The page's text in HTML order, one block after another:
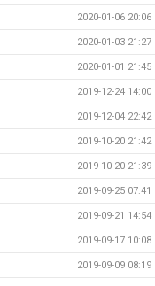
2020-01-06 20:06
2020-01-03 21:27
2020-01-01 21:45
2019-12-24 14:00
2019-12-04 22:42
2019-10-20 21:42
2019-10-20 21:39
2019-09-25 07:41
2019-09-21 14:54
2019-09-17 10:08
2019-09-09 08:19